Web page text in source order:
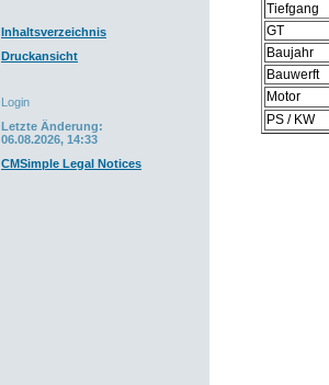
Inhaltsverzeichnis
Druckansicht
Login
Letzte Änderung:
06.08.2026, 14:33
CMSimple Legal Notices
Tiefgang
GT
Baujahr
Bauwerft
Motor
PS / KW